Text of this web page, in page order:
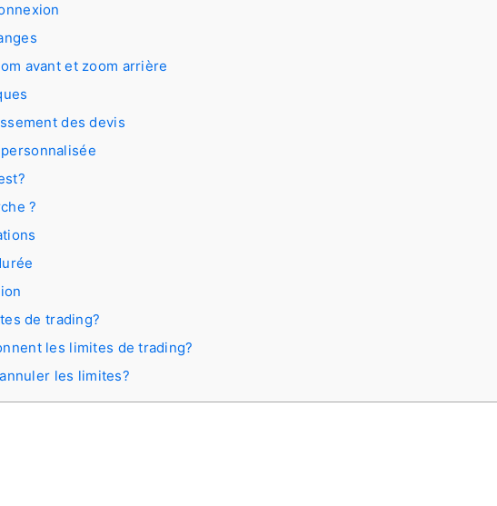
avant et zoom arrière
des devis
?
de trading?
les limites de trading?
les limites?